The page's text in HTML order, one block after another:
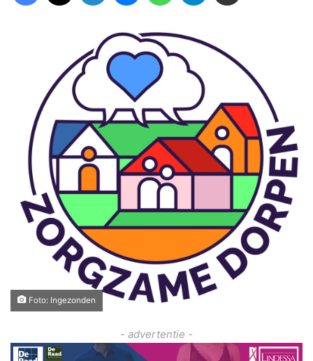
Foto: Ingezonden
- advertentie -